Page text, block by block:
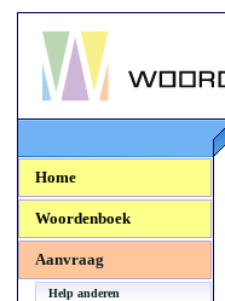
Woordenboek.NU
Home
Woordenboek
Aanvraag
Help anderen